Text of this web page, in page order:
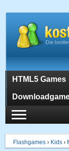
HTML5 Games
Flashgames › Kids ›